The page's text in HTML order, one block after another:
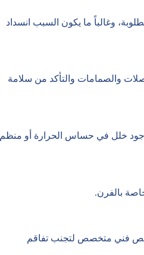
وغالباً ما يكون السبب انسداد
والصمامات والتأكد من سلامة
وجود خلل في حساس الحرارة أو منظم
بالفرن.
فحص فني متخصص لتجنب تفاقم